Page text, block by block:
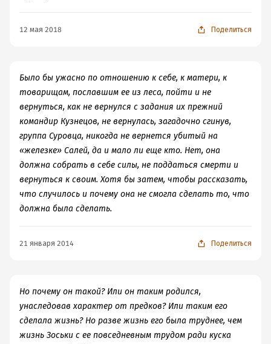
12 мая 2018 Поделиться
Было бы ужасно по отношению к себе, к матери, к
товарищам, пославшим ее из леса, пойти и не
вернуться, как не вернулся с задания их прежний
командир Кузнецов, не вернулась, загадочно сгинув,
группа Суровца, никогда не вернется убитый на
«железке» Салей, да и мало ли еще кто. Нет, она
должна собрать в себе силы, не поддаться смерти и
вернуться к своим. Хотя бы затем, чтобы рассказать,
что случилось и почему она не смогла сделать то, что
должна была сделать.
21 января 2014 Поделиться
Но почему он такой? Или он таким родился,
унаследовав характер от предков? Или таким его
сделала жизнь? Но разве жизнь его была труднее, чем
жизнь Зоськи с ее повседневным трудом ради куска